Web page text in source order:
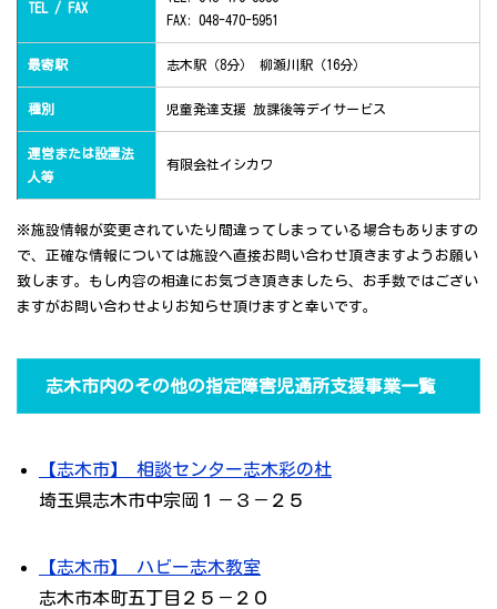
TEL / FAX
FAX: 048-470-5951
最寄駅 志木駅（8分） 柳瀬川駅（16分）
種別 児童発達支援 放課後等デイサービス
運営または設置法
人等
有限会社イシカワ
※施設情報が変更されていたり間違ってしまっている場合もありますの
で、正確な情報については施設へ直接お問い合わせ頂きますようお願い
致します。もし内容の相違にお気づき頂きましたら、お手数ではござい
ますがお問い合わせよりお知らせ頂けますと幸いです。
志木市内のその他の指定障害児通所支援事業一覧
【志木市】 相談センター志木彩の杜
埼玉県志木市中宗岡１－３－２５
【志木市】 ハビー志木教室
志木市本町五丁目２５－２０